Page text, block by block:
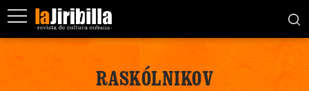
RASKÓLNIKOV